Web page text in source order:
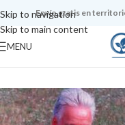
Skip to navigation
Skip to main content
Envío gratis en
MENU